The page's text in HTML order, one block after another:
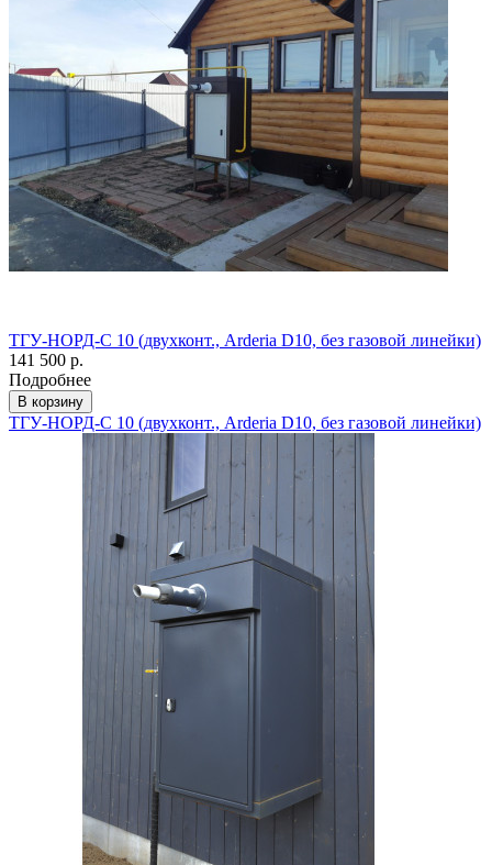
ТГУ-НОРД-С 10 (двухконт., Arderia D10, без газовой линейки)
141 500 р.
Подробнее
В корзину
ТГУ-НОРД-С 10 (двухконт., Arderia D10, без газовой линейки)